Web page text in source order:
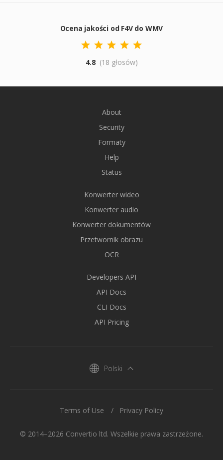
Ocena jakości od F4V do WMV
4.8 (18 głosów)
About
Security
Formaty
Help
Status
Konwerter wideo
Konwerter audio
Konwerter dokumentów
Przetwornik obrazu
OCR
Developers API
API Docs
CLI Docs
API Pricing
Polski
© 2014–2026 Convertio ltd. Wszelkie prawa zastrzeżone.
Terms of Use Privacy Policy